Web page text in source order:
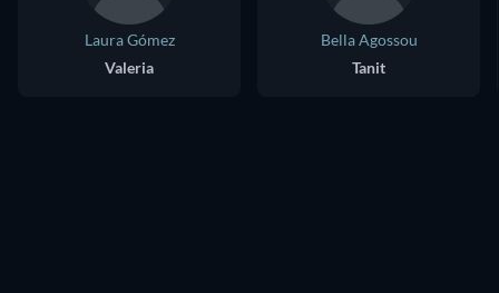
Laura Gómez
Valeria
Bella Agossou
Tanit